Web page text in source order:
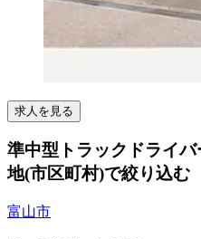
求人を見る
準中型トラックドライ
地(市区町村)で絞り込む
富山市